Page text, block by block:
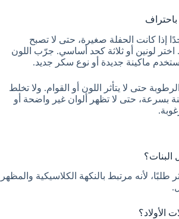
باحتراف
إذا كانت الحفلة صغيرة، حتى لا تصبح
اختر لونين أو ثلاثة كحد أساسي. جرّب اللون
ماكينة جديدة أو نوع سكر جديد.
حتى لا يتأثر اللون أو القوام. ولا تخلط
بسرعة، حتى لا تظهر ألوان غير واضحة أو
طلبًا، لأنه مرتبط بالنكهة الكلاسيكية والمظهر
الأولاد؟